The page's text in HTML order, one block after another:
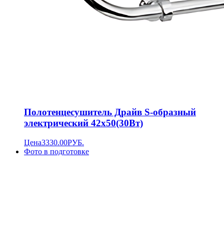
Полотенцесушитель Драйв S-образный
электрический 42х50(30Вт)
Цена3330.00РУБ.
Фото в подготовке